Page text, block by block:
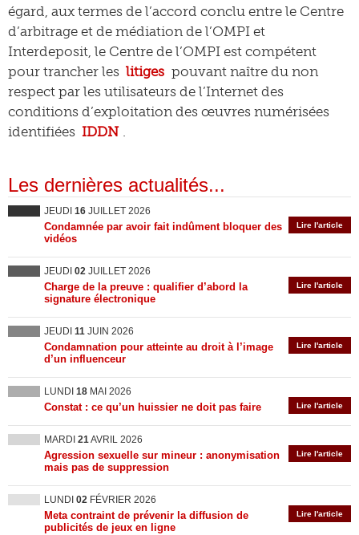
égard, aux termes de l’accord conclu entre le Centre
d’arbitrage et de médiation de l’OMPI et
Interdeposit, le Centre de l’OMPI est compétent
pour trancher les litiges pouvant naître du non
respect par les utilisateurs de l’Internet des
conditions d’exploitation des œuvres numérisées
identifiées IDDN .
Les dernières actualités...
JEUDI 16 JUILLET 2026
Lire l'article
Condamnée par avoir fait indûment bloquer des
vidéos
JEUDI 02 JUILLET 2026
Lire l'article
Charge de la preuve : qualifier d’abord la
signature électronique
JEUDI 11 JUIN 2026
Lire l'article
Condamnation pour atteinte au droit à l’image
d’un influenceur
LUNDI 18 MAI 2026
Lire l'article
Constat : ce qu’un huissier ne doit pas faire
MARDI 21AVRIL 2026
Lire l'article
Agression sexuelle sur mineur : anonymisation
mais pas de suppression
LUNDI 02 FÉVRIER 2026
Lire l'article
Meta contraint de prévenir la diffusion de
publicités de jeux en ligne